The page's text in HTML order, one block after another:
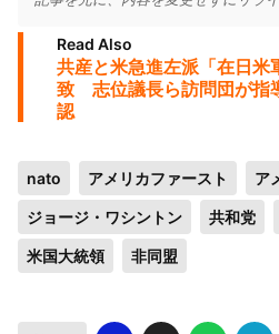
Read Also
共産と米急進左派「在日米
致 志位議長ら訪問団が指
認
nato アメリカファースト ア
ジョージ・ワシントン 共和党
米国大統領 非同盟